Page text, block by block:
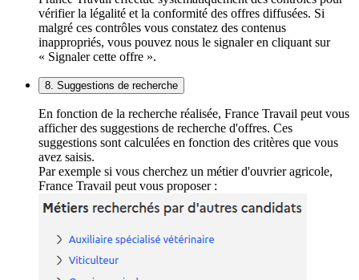
vérifier la légalité et la conformité des offres diffusées. Si
malgré ces contrôles vous constatez des contenus
inappropriés, vous pouvez nous le signaler en cliquant sur
« Signaler cette offre ».
8. Suggestions de recherche
En fonction de la recherche réalisée, France Travail peut vous
afficher des suggestions de recherche d'offres. Ces
suggestions sont calculées en fonction des critères que vous
avez saisis.
Par exemple si vous cherchez un métier d'ouvrier agricole,
France Travail peut vous proposer :